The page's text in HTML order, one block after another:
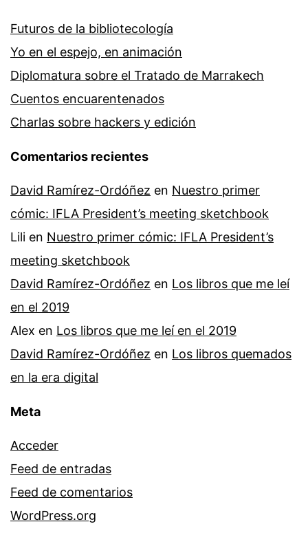
Futuros de la bibliotecología
Yo en el espejo, en animación
Diplomatura sobre el Tratado de Marrakech
Cuentos encuarentenados
Charlas sobre hackers y edición
Comentarios recientes
David Ramírez-Ordóñez en Nuestro primer
cómic: IFLA President’s meeting sketchbook
Lili en Nuestro primer cómic: IFLA President’s
meeting sketchbook
David Ramírez-Ordóñez en Los libros que me leí
en el 2019
Alex en Los libros que me leí en el 2019
David Ramírez-Ordóñez en Los libros quemados
en la era digital
Meta
Acceder
Feed de entradas
Feed de comentarios
WordPress.org